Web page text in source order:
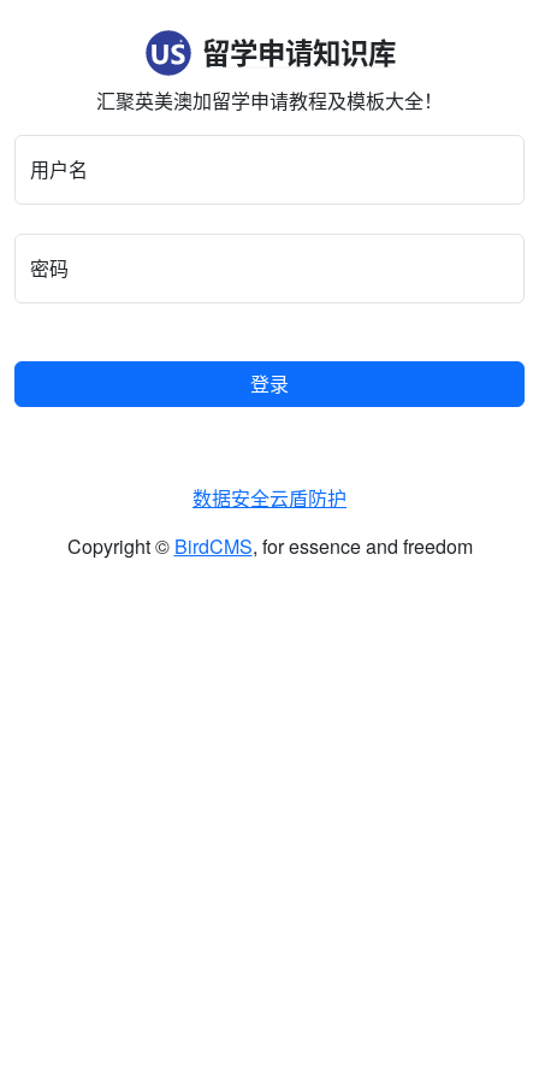
留学申请知识库
汇聚英美澳加留学申请教程及模板大全！
用户名
密码
登录
数据安全云盾防护
Copyright © BirdCMS, for essence and freedom